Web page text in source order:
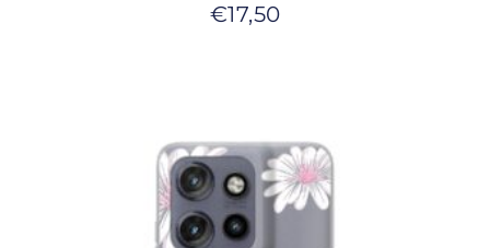
€17,50